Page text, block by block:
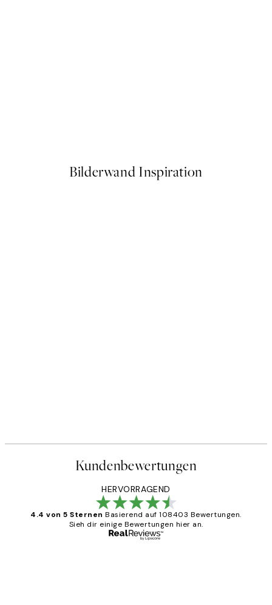
Bilderwand Inspiration
Kundenbewertungen
HERVORRAGEND
4.4 von 5 Sternen Basierend auf 108403 Bewertungen.
Sieh dir einige Bewertungen hier an.